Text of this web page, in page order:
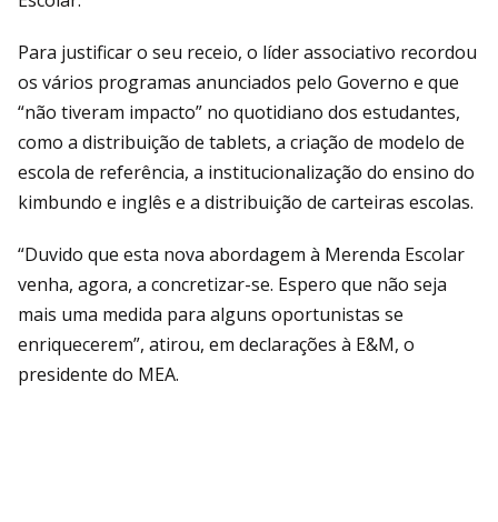
Para justificar o seu receio, o líder associativo recordou
os vários programas anunciados pelo Governo e que
“não tiveram impacto” no quotidiano dos estudantes,
como a distribuição de tablets, a criação de modelo de
escola de referência, a institucionalização do ensino do
kimbundo e inglês e a distribuição de carteiras escolas.
“Duvido que esta nova abordagem à Merenda Escolar
venha, agora, a concretizar-se. Espero que não seja
mais uma medida para alguns oportunistas se
enriquecerem”, atirou, em declarações à E&M, o
presidente do MEA.